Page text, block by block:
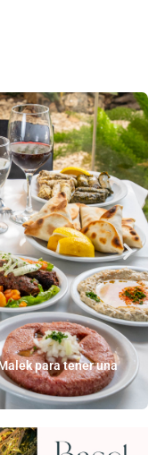
para tener una